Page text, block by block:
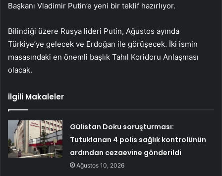
Başkanı Vladimir Putin’e yeni bir teklif hazırlıyor.
Bilindiği üzere Rusya lideri Putin, Ağustos ayında
Türkiye’ye gelecek ve Erdoğan ile görüşecek. İki ismin
masasındaki en önemli başlık Tahıl Koridoru Anlaşması
olacak.
İlgili Makaleler
Gülistan Doku soruşturması:
Tutuklanan 4 polis sağlık kontrolünün
ardından cezaevine gönderildi
Ağustos 10, 2026